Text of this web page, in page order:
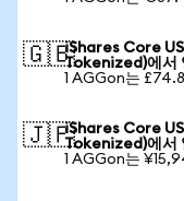
🇬🇧iShares Core
Tokenized)에서
1 AGGon는
🇯🇵iShares Core
Tokenized)에서
1 AGGon는